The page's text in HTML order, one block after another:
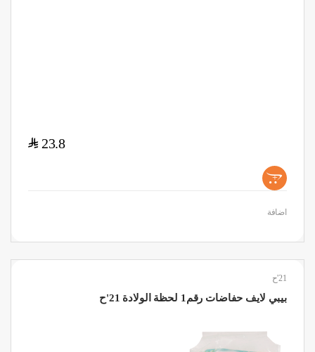
23.8
$
+
اضافة
21'ح
بيبي لايف حفاضات رقم1 لحظة الولادة 21'ح